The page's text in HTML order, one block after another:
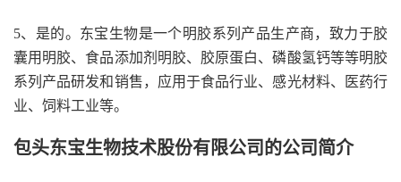
5、是的。东宝生物是一个明胶系列产品生产商，致力于胶
囊用明胶、食品添加剂明胶、胶原蛋白、磷酸氢钙等等明胶
系列产品研发和销售，应用于食品行业、感光材料、医药行
业、饲料工业等。
包头东宝生物技术股份有限公司的公司简介